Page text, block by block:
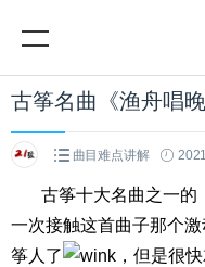
古筝名曲《渔舟唱
曲目难点讲解
古筝十大名曲之一的
一次接触这首曲子那个
筝人了
，但是很